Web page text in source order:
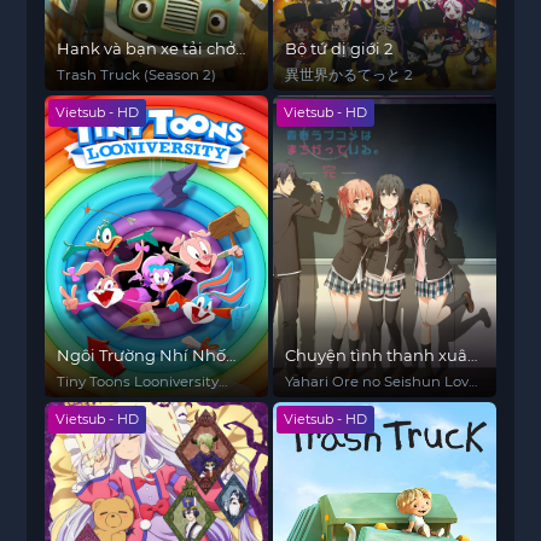
Hank và bạn xe tải chở
rác (Phần 2)
Trash Truck (Season 2)
Bộ tứ dị giới 2
異世界かるてっと 2
Vietsub - HD
Ngôi Trường Nhí Nhố
(Phần 1)
Tiny Toons Looniversity
(Season 1)
Vietsub - HD
Chuyện tình thanh xuân
bi hài của tôi quả nhiên
là sai lầm (kết thúc)
Yahari Ore no Seishun Love
Comedy wa Machigatteiru.
3rd Season My Teen
Romantic Comedy SNAFU 3
romantic comedy is wrong
as I expected 3 Yahari Ore
no Seishun Love Comedy
Vietsub - HD Vietsub - HD